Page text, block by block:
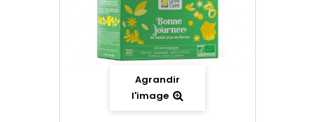
Agrandir
l'image